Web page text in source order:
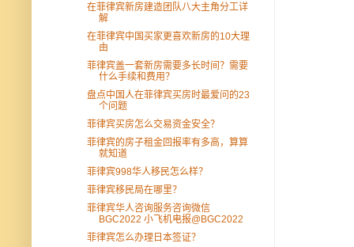
在菲律宾新房建造团队八大主角分工详
解
在菲律宾中国买家更喜欢新房的10大理
由
菲律宾盖一套新房需要多长时间？需要
什么手续和费用？
盘点中国人在菲律宾买房时最爱问的23
个问题
菲律宾买房怎么交易资金安全？
菲律宾的房子租金回报率有多高，算算
就知道
菲律宾998华人移民怎么样？
菲律宾移民局在哪里？
菲律宾华人咨询服务咨询微信
BGC2022 小飞机电报@BGC2022
菲律宾怎么办理日本签证？